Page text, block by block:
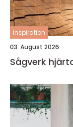
inspiration
03. August 2026